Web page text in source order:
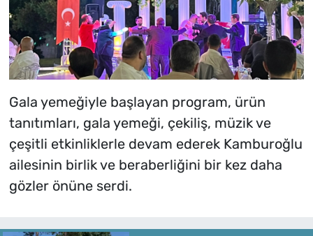
Gala yemeğiyle başlayan program, ürün
tanıtımları, gala yemeği, çekiliş, müzik ve
çeşitli etkinliklerle devam ederek Kamburoğlu
ailesinin birlik ve beraberliğini bir kez daha
gözler önüne serdi.